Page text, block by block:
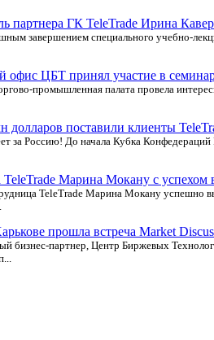
партнера ГК TeleTrade Ирина
завершением специального учебно-
офис ЦБТ принял участие в
промышленная палата провела
долларов поставили клиенты
за Россию! До начала Кубка
Марина Мокану с успехом
TeleTrade Марина Мокану успешно
прошла встреча Market
бизнес-партнер, Центр Биржевых